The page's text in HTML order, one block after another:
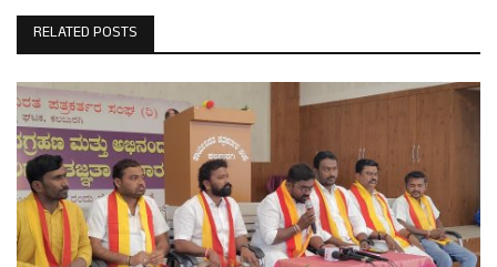
RELATED POSTS